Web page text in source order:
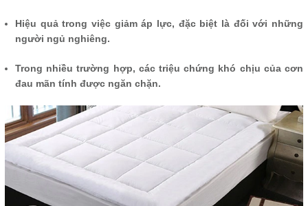
Hiệu quả trong việc giảm áp lực, đặc biệt là đối với những
người ngủ nghiêng.
Trong nhiều trường hợp, các triệu chứng khó chịu của cơn
đau mãn tính được ngăn chặn.